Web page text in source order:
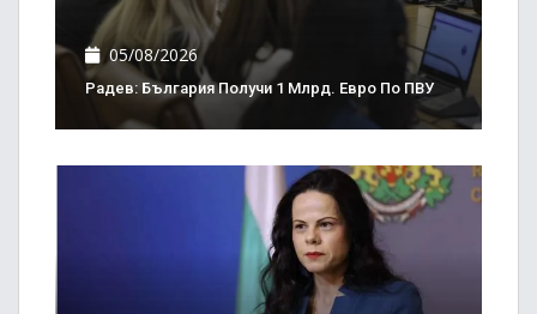
05/08/2026
Радев: България Получи 1 Млрд. Евро По ПВУ